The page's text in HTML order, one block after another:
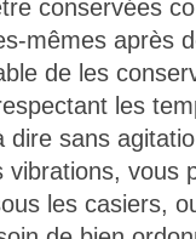
conservées
mêmes après
de les
les
sans
vous
les casiers,